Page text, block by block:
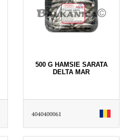
500 G HAMSIE SARATA
DELTA MAR
4040400061